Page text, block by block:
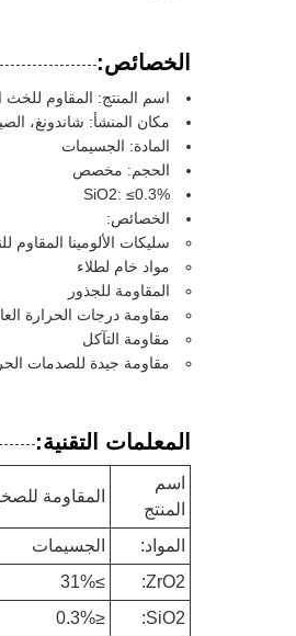
الخصائص:
اسم المنتج: المقاوم للخث
مكان المنشأ: شاندونغ،
المادة: الجسيمات
الحجم: مخصص
SiO2: ≤0.3%
الخصائص:
سليكات الألومينا المقاوم
مواد خام لطلاء
المقاومة للجذور
مقاومة درجات الحرارة
مقاومة التآكل
مقاومة جيدة للصدمات
المعلمات التقنية:
اسم
المنتج
المقاومة
المواد:
الجسيمات
ZrO2:
≥31%
SiO2:
≤0.3%